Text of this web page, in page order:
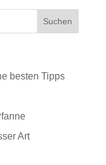
besten Tipps
Art